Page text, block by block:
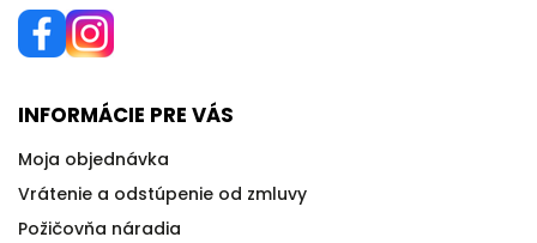
INFORMÁCIE PRE VÁS
Moja objednávka
Vrátenie a odstúpenie od zmluvy
Požičovňa náradia